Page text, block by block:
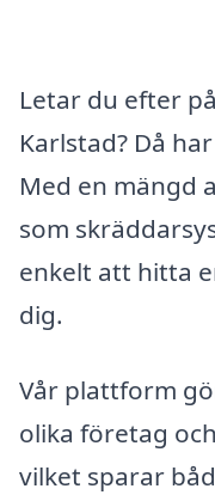
Letar du efter
Karlstad? Då
Med en mängd
som
enkelt att hitta
dig.
Vår plattform
olika företag
vilket sparar